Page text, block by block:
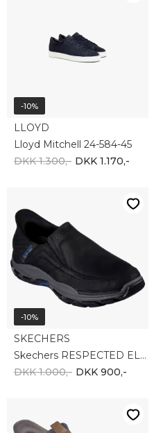
SKECHERS
-10%
SKECHERS
Skechers Mens Slade- Slip-Ins 210811 TPE
DKK 900,- DKK 810,-